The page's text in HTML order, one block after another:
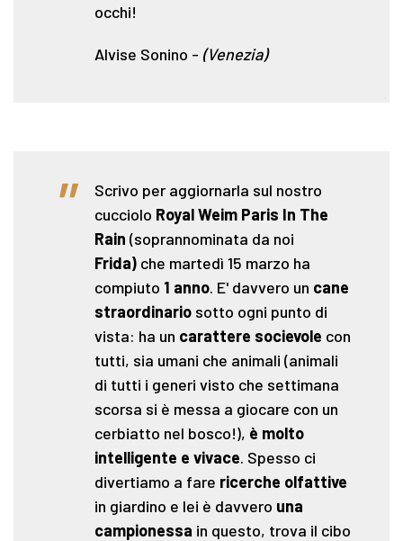
occhi!
Alvise Sonino - (Venezia)
"
Scrivo per aggiornarla sul nostro
cucciolo Royal Weim Paris In The
Rain (soprannominata da noi
Frida) che martedì 15 marzo ha
compiuto 1 anno. E' davvero un cane
straordinario sotto ogni punto di
vista: ha un carattere socievole con
tutti, sia umani che animali (animali
di tutti i generi visto che settimana
scorsa si è messa a giocare con un
cerbiatto nel bosco!), è molto
intelligente e vivace. Spesso ci
divertiamo a fare ricerche olfattive
in giardino e lei è davvero una
campionessa in questo, trova il cibo